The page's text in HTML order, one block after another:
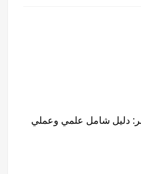
دليل شامل علمي وعملي